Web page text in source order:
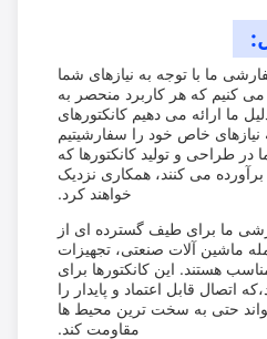
با توجه به نیازهای شما
که هر کاربرد منحصر به
می دهیم کانکتورهای
خاص خود را سفارشیتیم
و تولید کانکتورها که
می کنند، همکاری نزدیک
خواهند کرد.
برای طیف گسترده ای از
آلات صنعتی، تجهیزات
این کانکتورها برای
قابل اعتماد و پایدار را
به سخت ترین محیط ها
مقاومت کند.